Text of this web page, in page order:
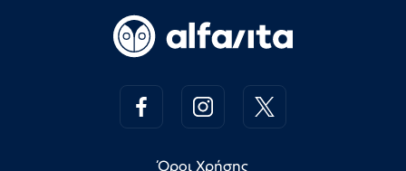
Όροι Χρήσης